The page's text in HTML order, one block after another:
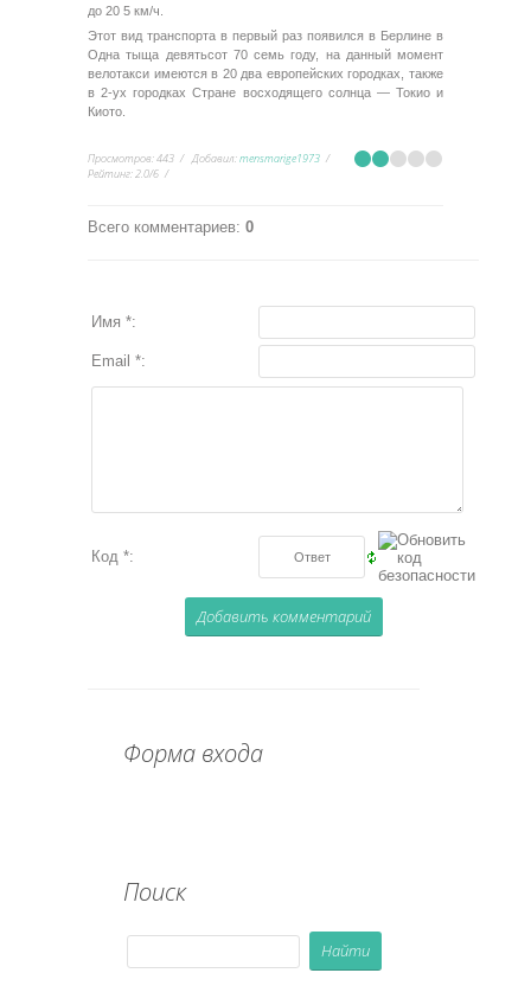
до 20 5 км/ч.
Этот вид транспорта в первый раз появился в Берлине в
Одна тыща девятьсот 70 семь году, на данный момент
велотакси имеются в 20 два европейских городках, также
в 2-ух городках Стране восходящего солнца — Токио и
Киото.
Просмотров:443 Добавил:mensmarige1973
Рейтинг:2.0/6
Всего комментариев: 0
Имя *:
Email *:
Код *:
Форма входа
Поиск